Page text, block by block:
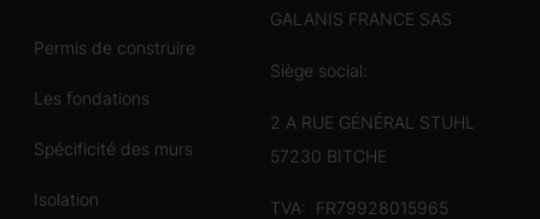
Permis de construire
Les fondations
Spécificité des murs
Isolation
GALANIS FRANCE SAS
Siège social:
2 A RUE GÉNÉRAL STUHL
57230 BITCHE
TVA: FR79928015965